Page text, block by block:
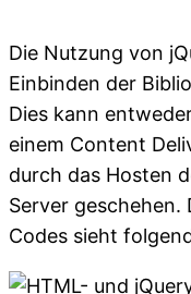
Die Nutzung von
Einbinden der
Dies kann
einem Content
durch das Hosten
Server geschehen.
Codes sieht